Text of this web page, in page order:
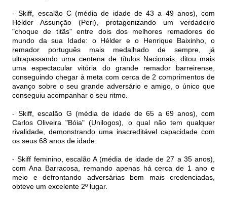
- Skiff, escalão C (média de idade de 43 a 49 anos), com
Hélder Assunção (Peri), protagonizando um verdadeiro
"choque de titãs" entre dois dos melhores remadores do
mundo da sua Idade: o Hélder e o Henrique Baixinho, o
remador português mais medalhado de sempre, já
ultrapassando uma centena de títulos Nacionais, ditou mais
uma espectacular vitória do grande remador barreirense,
conseguindo chegar à meta com cerca de 2 comprimentos de
avanço sobre o seu grande adversário e amigo, o único que
conseguiu acompanhar o seu ritmo.
- Skiff, escalão G (média de idade de 65 a 69 anos), com
Carlos Oliveira "Bóia" (Unilogos), o qual não tem qualquer
rivalidade, demonstrando uma inacreditável capacidade com
os seus 68 anos de idade.
- Skiff feminino, escalão A (média de idade de 27 a 35 anos),
com Ana Barracosa, remando apenas há cerca de 1 ano e
meio e defrontando adversárias bem mais credenciadas,
obteve um excelente 2º lugar.